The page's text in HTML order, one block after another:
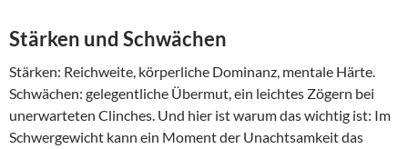
Stärken und Schwächen
Stärken: Reichweite, körperliche Dominanz, mentale Härte.
Schwächen: gelegentliche Übermut, ein leichtes Zögern bei
unerwarteten Clinches. Und hier ist warum das wichtig ist: Im
Schwergewicht kann ein Moment der Unachtsamkeit das